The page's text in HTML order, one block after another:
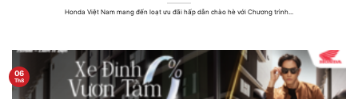
Honda Việt Nam mang đến loạt ưu đãi hấp dẫn chào hè với Chương trình...
06
Th8